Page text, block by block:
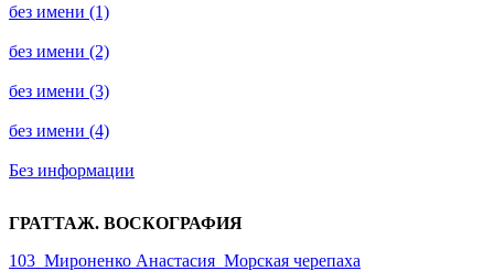
без имени (1)
без имени (2)
без имени (3)
без имени (4)
Без информации
ГРАТТАЖ. ВОСКОГРАФИЯ
103_Мироненко Анастасия_Морская черепаха